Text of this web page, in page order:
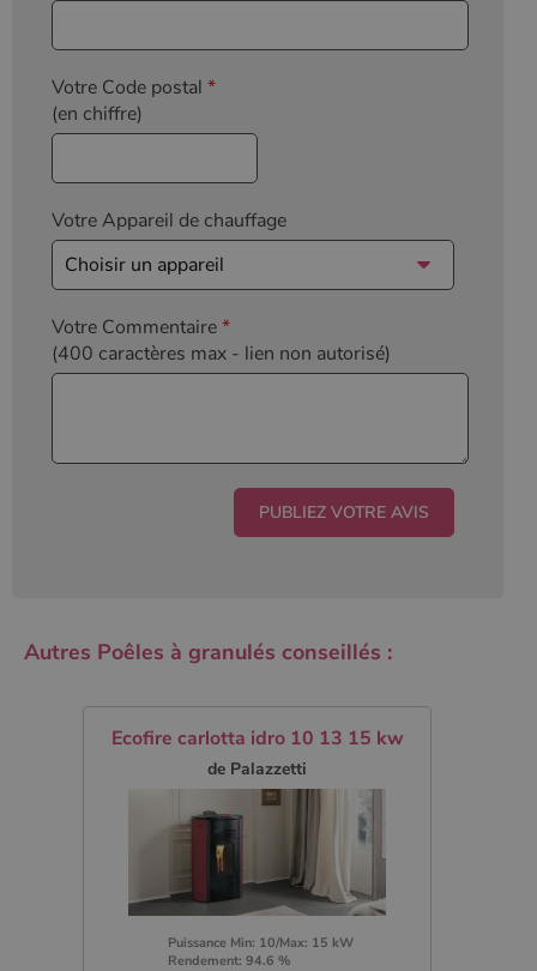
Votre Code postal *
(en chiffre)
Votre Appareil de chauffage
Votre Commentaire*
(400 caractères max - lien non autorisé)
Autres Poêles à granulés conseillés :
Ecofire carlotta idro 10 13 15 kw
de Palazzetti
Puissance Min: 10/Max: 15 kW
Rendement: 94.6 %